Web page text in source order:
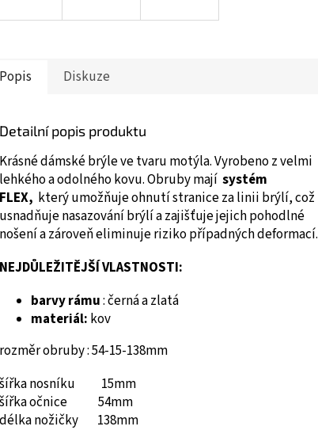
Popis Diskuze
Detailní popis produktu
Krásné dámské brýle ve tvaru motýla.Vyrobeno z velmi
lehkého a odolného kovu.Obruby mají systém
FLEX, který umožňuje ohnutí stranice za linii brýlí, což
usnadňuje nasazování brýlí a zajišťuje jejich pohodlné
nošení a zároveň eliminuje riziko případných deformací.
NEJDŮLEŽITĚJŠÍ VLASTNOSTI:
barvy rámu: černá a zlatá
materiál: kov
rozměr obruby : 54-15-138mm
šířka nosníku 15mm
šířka očnice 54mm
délka nožičky 138mm